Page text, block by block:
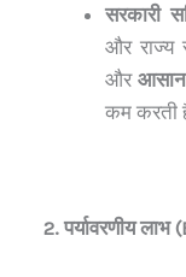
सरकारी
और राज्य
और
कम करती
2. पर्यावरणीय